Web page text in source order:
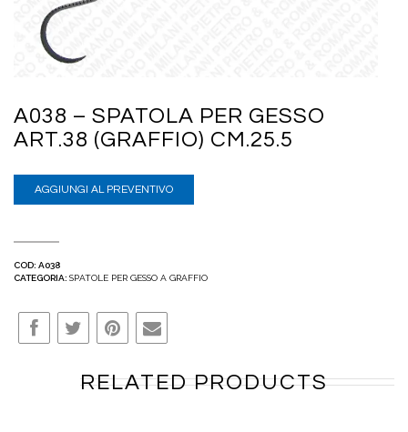
A038 – SPATOLA PER GESSO
ART.38 (GRAFFIO) CM.25.5
AGGIUNGI AL PREVENTIVO
COD: A038
CATEGORIA: SPATOLE PER GESSO A GRAFFIO
RELATED PRODUCTS